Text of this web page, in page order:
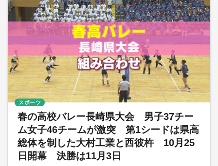
春の高校バレー長崎県大会 男子37チー
ム女子46チームが激突 第1シードは県高
総体を制した大村工業と西彼杵 10月25
日開幕 決勝は11月3日
スポーツ